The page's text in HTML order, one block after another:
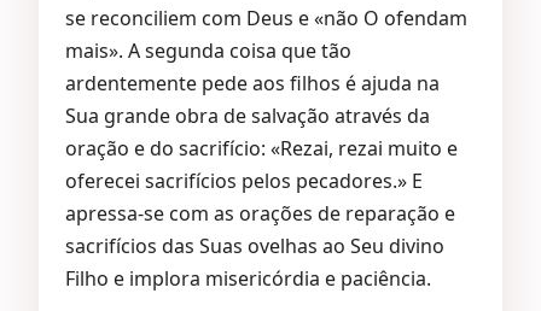
se reconciliem com Deus e «não O ofendam
mais». A segunda coisa que tão
ardentemente pede aos filhos é ajuda na
Sua grande obra de salvação através da
oração e do sacrifício: «Rezai, rezai muito e
oferecei sacrifícios pelos pecadores.» E
apressa-se com as orações de reparação e
sacrifícios das Suas ovelhas ao Seu divino
Filho e implora misericórdia e paciência.